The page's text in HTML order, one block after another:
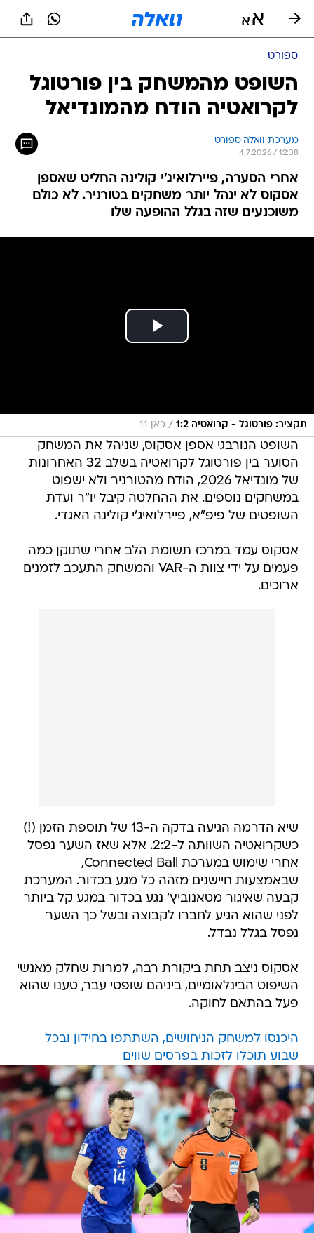
ספורט
השופט מהמשחק בין פורטוגל
לקרואטיה הודח מהמונדיאל
מערכת וואלה ספורט
4.7.2026 / 12:38
אחרי הסערה, פיירלואיג'י קולינה החליט שאספן
אסקוס לא ינהל יותר משחקים בטורניר. לא כולם
משוכנעים שזה בגלל ההופעה שלו
תקציר: פורטוגל - קרואטיה 1:2 / כאן 11
השופט הנורבגי אספן אסקוס, שניהל את המשחק
הסוער בין פורטוגל לקרואטיה בשלב 32 האחרונות
של מונדיאל 2026, הודח מהטורניר ולא ישפוט
במשחקים נוספים. את ההחלטה קיבל יו"ר ועדת
השופטים של פיפ"א, פיירלואיג'י קולינה האגדי.
אסקוס עמד במרכז תשומת הלב אחרי שתוקן כמה
פעמים על ידי צוות ה-VAR והמשחק התעכב לזמנים
ארוכים.
שיא הדרמה הגיעה בדקה ה-13 של תוספת הזמן (!)
כשקרואטיה השוותה ל-2:2. אלא שאז השער נפסל
אחרי שימוש במערכת Connected Ball,
שבאמצעות חיישנים מזהה כל מגע בכדור. המערכת
קבעה שאיגור מטאנוביץ' נגע בכדור במגע קל ביותר
לפני שהוא הגיע לחברו לקבוצה ובשל כך השער
נפסל בגלל נבדל.
אסקוס ניצב תחת ביקורת רבה, למרות שחלק מאנשי
השיפוט הבינלאומיים, ביניהם שופטי עבר, טענו שהוא
פעל בהתאם לחוקה.
היכנסו למשחק הניחושים, השתתפו בחידון ובכל
שבוע תוכלו לזכות בפרסים שווים